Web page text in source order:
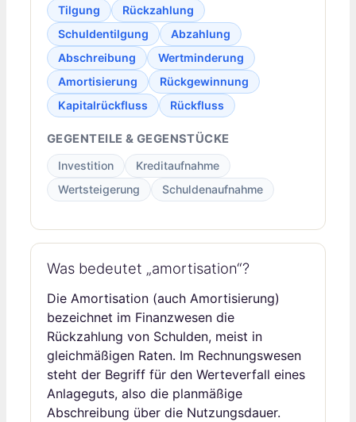
Tilgung
Rückzahlung
Schuldentilgung
Abzahlung
Abschreibung
Wertminderung
Amortisierung
Rückgewinnung
Kapitalrückfluss
Rückfluss
GEGENTEILE & GEGENSTÜCKE
Investition
Kreditaufnahme
Wertsteigerung
Schuldenaufnahme
Was bedeutet „amortisation“?
Die Amortisation (auch Amortisierung)
bezeichnet im Finanzwesen die
Rückzahlung von Schulden, meist in
gleichmäßigen Raten. Im Rechnungswesen
steht der Begriff für den Werteverfall eines
Anlageguts, also die planmäßige
Abschreibung über die Nutzungsdauer.